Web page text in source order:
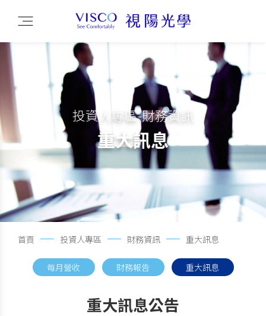
投資人專區-財務資訊
重大訊息
首頁 投資人專區 財務資訊 重大訊息
每月營收 財務報告 重大訊息
重大訊息公告